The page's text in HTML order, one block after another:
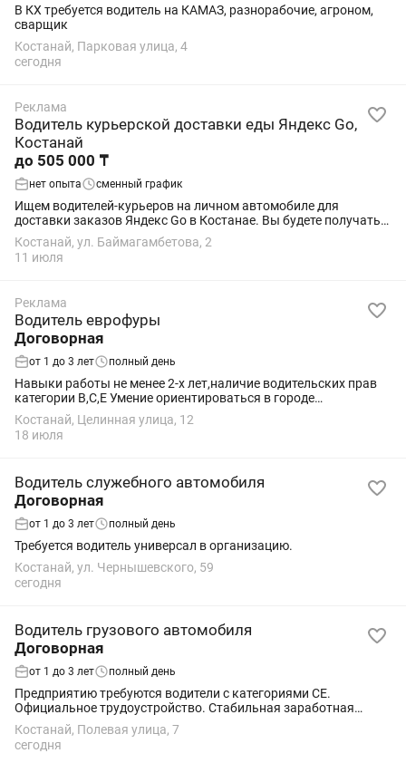
В КХ требуется водитель на КАМАЗ, разнорабочие, агроном,
сварщик
Костанай, Парковая улица, 4
сегодня
Реклама
Водитель курьерской доставки еды Яндекс Go,
Костанай
до 505 000 ₸
нет опыта сменный график
Ищем водителей-курьеров на личном автомобиле для
доставки заказов Яндекс Go в Костанае. Вы будете получать
заказы в приложении, забирать их из ресторанов, кафе или
магазинов и доставлять клиентам....
Костанай, ул. Баймагамбетова, 2
11 июля
Реклама
Водитель еврофуры
Договорная
от 1 до 3 лет полный день
Навыки работы не менее 2-х лет,наличие водительских прав
категории В,С,Е Умение ориентироваться в городе
,пользование навигатором,добросовестный
Костанай, Целинная улица, 12
18 июля
Водитель служебного автомобиля
Договорная
от 1 до 3 лет полный день
Требуется водитель универсал в организацию.
Костанай, ул. Чернышевского, 59
сегодня
Водитель грузового автомобиля
Договорная
от 1 до 3 лет полный день
Предприятию требуются водители с категориями СЕ.
Официальное трудоустройство. Стабильная заработная
плата.
Костанай, Полевая улица, 7
сегодня